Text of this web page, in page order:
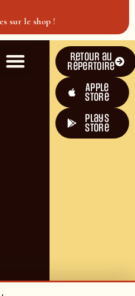
sur le shop !
Retour au
répertoire
Apple
Store
plays
store